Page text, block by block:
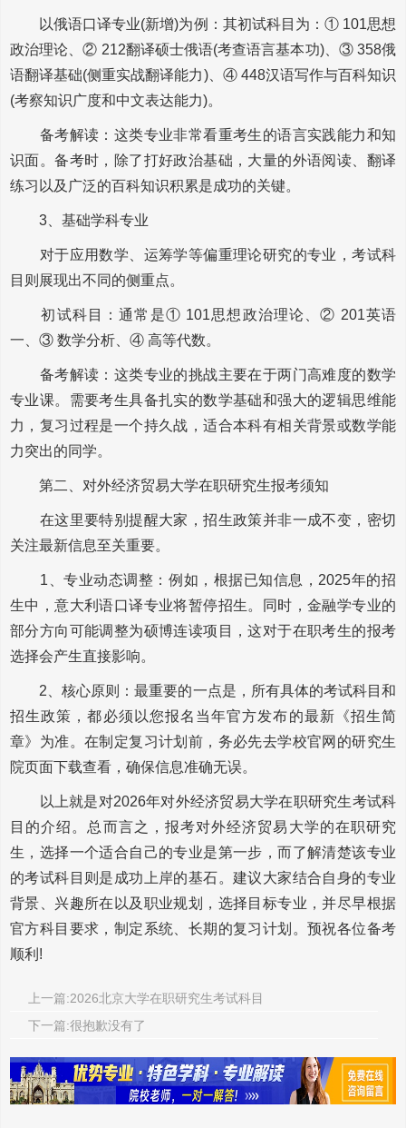
以俄语口译专业(新增)为例：其初试科目为：① 101思想
政治理论、② 212翻译硕士俄语(考查语言基本功)、③ 358俄
语翻译基础(侧重实战翻译能力)、④ 448汉语写作与百科知识
(考察知识广度和中文表达能力)。
备考解读：这类专业非常看重考生的语言实践能力和知
识面。备考时，除了打好政治基础，大量的外语阅读、翻译
练习以及广泛的百科知识积累是成功的关键。
3、基础学科专业
对于应用数学、运筹学等偏重理论研究的专业，考试科
目则展现出不同的侧重点。
初试科目：通常是① 101思想政治理论、② 201英语
一、③ 数学分析、④ 高等代数。
备考解读：这类专业的挑战主要在于两门高难度的数学
专业课。需要考生具备扎实的数学基础和强大的逻辑思维能
力，复习过程是一个持久战，适合本科有相关背景或数学能
力突出的同学。
第二、对外经济贸易大学在职研究生报考须知
在这里要特别提醒大家，招生政策并非一成不变，密切
关注最新信息至关重要。
1、专业动态调整：例如，根据已知信息，2025年的招
生中，意大利语口译专业将暂停招生。同时，金融学专业的
部分方向可能调整为硕博连读项目，这对于在职考生的报考
选择会产生直接影响。
2、核心原则：最重要的一点是，所有具体的考试科目和
招生政策，都必须以您报名当年官方发布的最新《招生简
章》为准。在制定复习计划前，务必先去学校官网的研究生
院页面下载查看，确保信息准确无误。
以上就是对2026年对外经济贸易大学在职研究生考试科
目的介绍。总而言之，报考对外经济贸易大学的在职研究
生，选择一个适合自己的专业是第一步，而了解清楚该专业
的考试科目则是成功上岸的基石。建议大家结合自身的专业
背景、兴趣所在以及职业规划，选择目标专业，并尽早根据
官方科目要求，制定系统、长期的复习计划。预祝各位备考
顺利!
上一篇:2026北京大学在职研究生考试科目
下一篇:很抱歉没有了